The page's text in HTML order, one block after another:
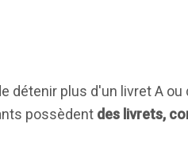
plus d'un livret A ou
possèdent des livrets,